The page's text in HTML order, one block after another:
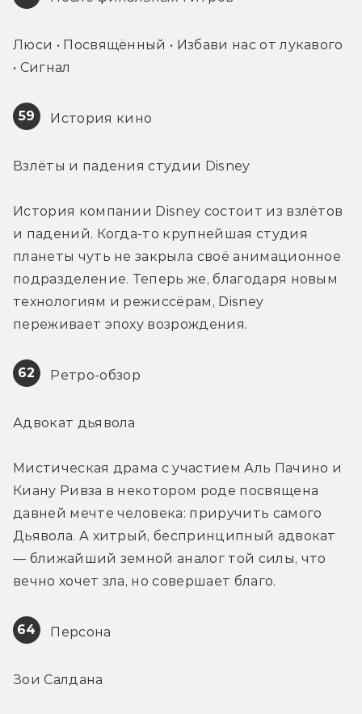
Люси • Посвящённый • Избави нас от лукавого
• Сигнал
59 История кино
Взлёты и падения студии Disney
История компании Disney состоит из взлётов
и падений. Когда-то крупнейшая студия
планеты чуть не закрыла своё анимационное
подразделение. Теперь же, благодаря новым
технологиям и режиссёрам, Disney
переживает эпоху возрождения.
62 Ретро-обзор
Адвокат дьявола
Мистическая драма с участием Аль Пачино и
Киану Ривза в некотором роде посвящена
давней мечте человека: приручить самого
Дьявола. А хитрый, беспринципный адвокат
— ближайший земной аналог той силы, что
вечно хочет зла, но совершает благо.
64 Персона
Зои Салдана